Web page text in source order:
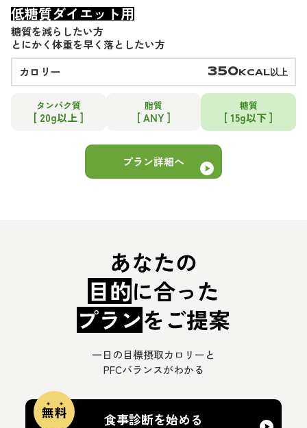
低糖質ダイエット用
糖質を減らしたい方
とにかく体重を早く落としたい方
カロリー
350 KCAL以上
タンパク質
[ 20g以上 ]
脂質
[ ANY ]
糖質
[ 15g以下 ]
プラン詳細へ
一日の目標摂取カロリーと
PFCバランスがわかる
食事診断を始める